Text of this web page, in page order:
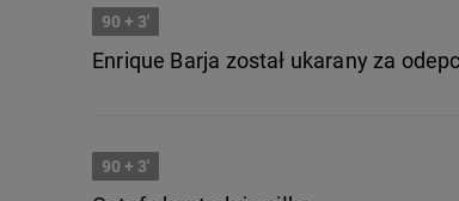
90 + 3'
Enrique Barja został ukarany za
90 + 3'